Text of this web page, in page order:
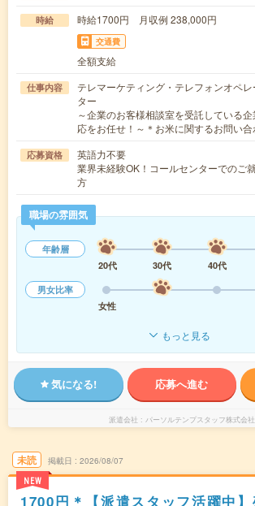
時給 時給1700円 月収例 238,000円
交通費
全額支給
仕事内容
テレマーケティング・テレフォンオペ
ター
～企業のお客様相談室を受託している
応をお任せ！～＊お米に関するお問い
応募資格
英語力不要
業界未経験OK！コールセンターでのご
方
職場の雰囲気
年齢層
20代
30代 40代
男女比率
女性
もっと見る
気になる! 応募へ進む
派遣会社 パーソルテンプスタッフ株式会社
未読
NEW
掲載日 2026/08/07
1700円＊【派遣スタッフ活躍中】